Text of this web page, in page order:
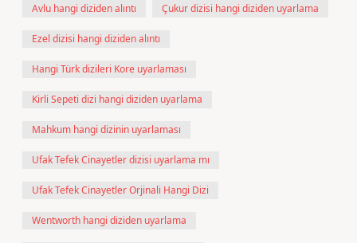
Avlu hangi diziden alıntı Çukur dizisi hangi diziden uyarlama
Ezel dizisi hangi diziden alıntı
Hangi Türk dizileri Kore uyarlaması
Kirli Sepeti dizi hangi diziden uyarlama
Mahkum hangi dizinin uyarlaması
Ufak Tefek Cinayetler dizisi uyarlama mı
Ufak Tefek Cinayetler Orjinali Hangi Dizi
Wentworth hangi diziden uyarlama